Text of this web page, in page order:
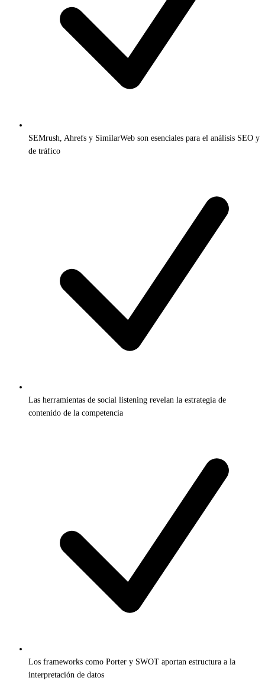
SEMrush, Ahrefs y SimilarWeb son esenciales para el análisis SEO y
de tráfico
Las herramientas de social listening revelan la estrategia de
contenido de la competencia
Los frameworks como Porter y SWOT aportan estructura a la
interpretación de datos